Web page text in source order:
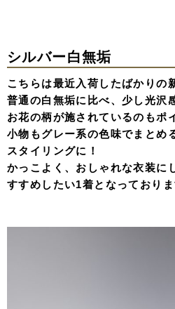
シルバー白無垢
こちらは最近入荷したばかりの
普通の白無垢に比べ、少し光沢
お花の柄が施されているのもポ
小物もグレー系の色味でまとめ
スタイリングに！
かっこよく、おしゃれな衣装に
すすめしたい1着となっておりま